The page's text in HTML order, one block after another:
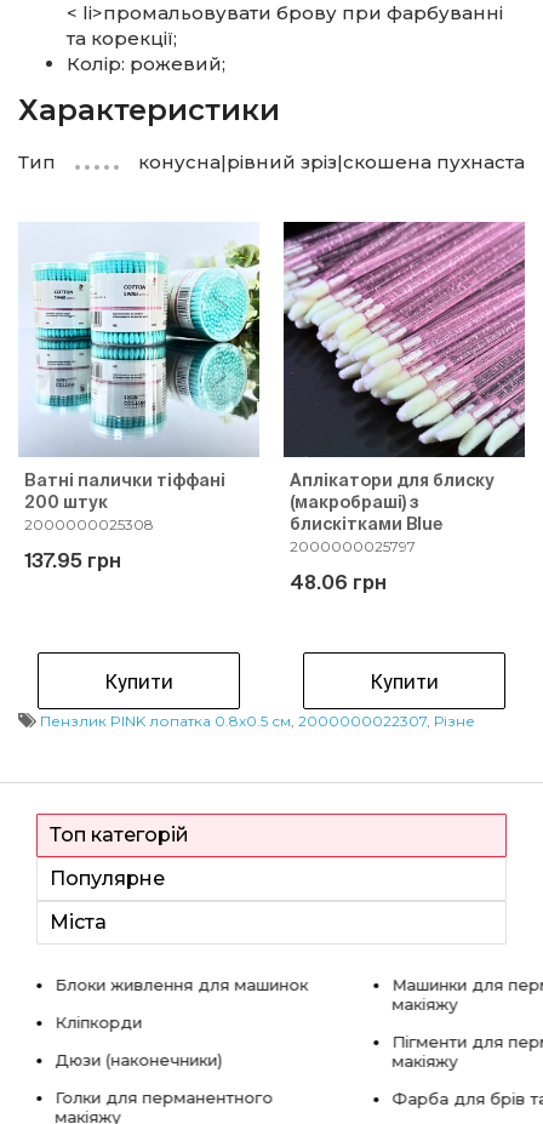
< li>промальовувати брову при фарбуванні
та корекції;
Колір: рожевий;
Характеристики
Тип конусна|рівний зріз|скошена пухнаста
Ватні палички тіффані
200 штук
2000000025308
137.95 грн
Купити
Аплікатори для блиску
(макробраші) з
блискітками Blue
2000000025797
48.06 грн
Купити
Пензлик PINK лопатка 0.8х0.5 см, 2000000022307, Різне
Топ категорій
Популярне
Міста
Блоки живлення для машинок
Кліпкорди
Дюзи (наконечники)
Голки для перманентного
макіяжу
Машинки для
макіяжу
Пігменти для
макіяжу
Фарба для брів